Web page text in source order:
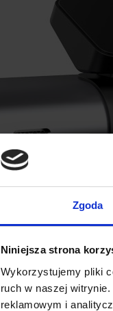
Zgoda
Niniejsza strona
Wykorzystujemy pliki
ruch w naszej
reklamowym i